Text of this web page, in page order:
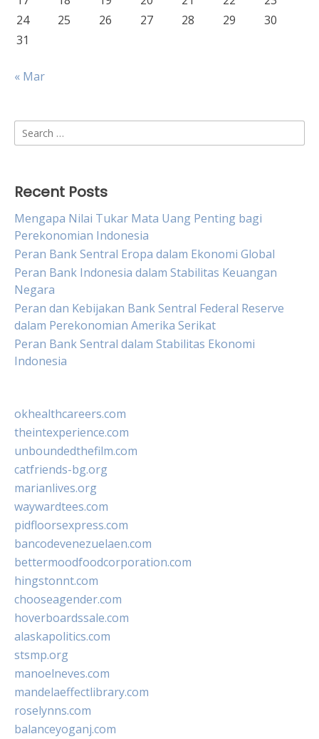
24
25 26 27 28 29
30
31
« Mar
Search
for:
Recent Posts
Mengapa Nilai Tukar Mata Uang Penting bagi
Perekonomian Indonesia
Peran Bank Sentral Eropa dalam Ekonomi Global
Peran Bank Indonesia dalam Stabilitas Keuangan
Negara
Peran dan Kebijakan Bank Sentral Federal Reserve
dalam Perekonomian Amerika Serikat
Peran Bank Sentral dalam Stabilitas Ekonomi
Indonesia
okhealthcareers.com
theintexperience.com
unboundedthefilm.com
catfriends-bg.org
marianlives.org
waywardtees.com
pidfloorsexpress.com
bancodevenezuelaen.com
bettermoodfoodcorporation.com
hingstonnt.com
chooseagender.com
hoverboardssale.com
alaskapolitics.com
stsmp.org
manoelneves.com
mandelaeffectlibrary.com
roselynns.com
balanceyoganj.com